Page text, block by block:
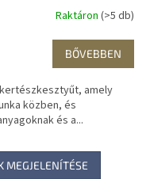
Raktáron (>5 db)
BŐVEBBEN
amely
közben, és
és a...
MEGJELENÍTÉSE